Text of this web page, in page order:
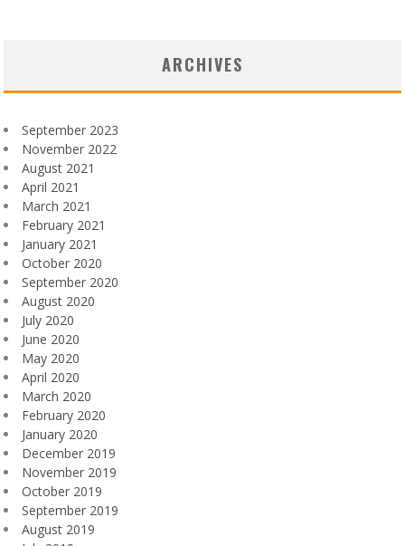
ARCHIVES
September 2023
November 2022
August 2021
April 2021
March 2021
February 2021
January 2021
October 2020
September 2020
August 2020
July 2020
June 2020
May 2020
April 2020
March 2020
February 2020
January 2020
December 2019
November 2019
October 2019
September 2019
August 2019